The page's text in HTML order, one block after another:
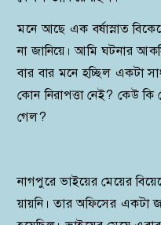
মনে আছে এক বর্ষাস্নাত
না জানিয়ে। আমি ঘটনার
বার বার মনে হচ্ছিল একটা
কোন নিরাপত্তা নেই? কেউ
গেল?
নাগপুরে ভাইয়ের মেয়ের
য়ায়নি। তার অফিসের একটা